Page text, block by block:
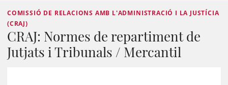
COMISSIÓ DE RELACIONS AMB L'ADMINISTRACIÓ I LA JUSTÍCIA
(CRAJ)
CRAJ: Normes de repartiment de
Jutjats i Tribunals / Mercantil